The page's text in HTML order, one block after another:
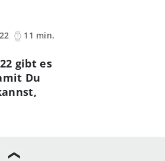
11 min.
gibt es
Du